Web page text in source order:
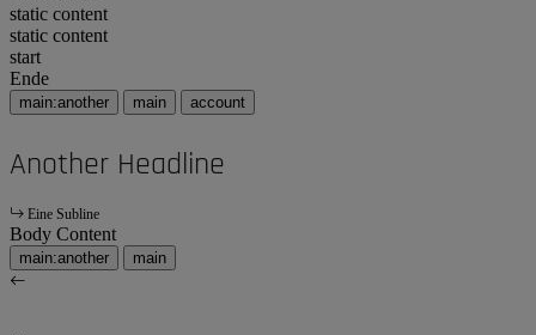
static content
static content
start
Ende
main:another main account
Another Headline
Eine Subline
Body Content
main:another main